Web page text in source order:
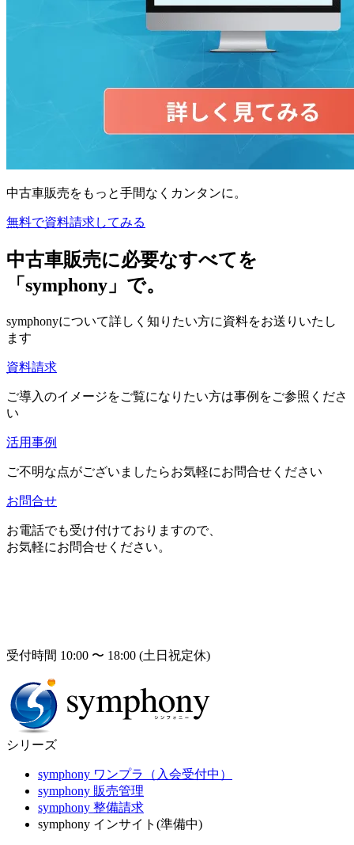
中古車販売をもっと手間なくカンタンに。
無料で資料請求してみる
中古車販売に必要なすべてを
「symphony」で。
symphonyについて詳しく知りたい方に資料をお送りいたし
ます
資料請求
ご導入のイメージをご覧になりたい方は事例をご参照くださ
い
活用事例
ご不明な点がございましたらお気軽にお問合せください
お問合せ
お電話でも受け付けておりますので、
お気軽にお問合せください。
受付時間 10:00 〜 18:00 (土日祝定休)
シリーズ
symphony ワンプラ（入会受付中）
symphony 販売管理
symphony 整備請求
symphony インサイト(準備中)